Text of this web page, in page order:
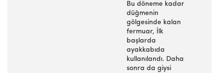
Bu döneme kadar
düğmenin
gölgesinde kalan
fermuar, İlk
başlarda
ayakkabıda
kullanılandı. Daha
sonra da giysi